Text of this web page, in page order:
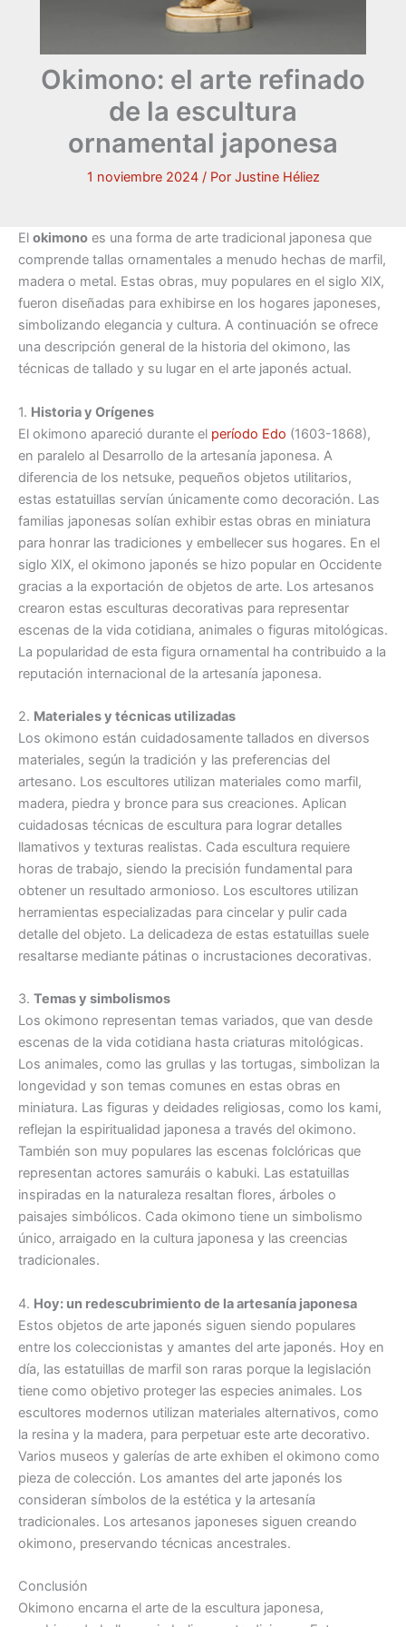
Okimono: el arte refinado
de la escultura
ornamental japonesa
1 noviembre 2024 / Por Justine Héliez
El okimono es una forma de arte tradicional japonesa que
comprende tallas ornamentales a menudo hechas de marfil,
madera o metal. Estas obras, muy populares en el siglo XIX,
fueron diseñadas para exhibirse en los hogares japoneses,
simbolizando elegancia y cultura. A continuación se ofrece
una descripción general de la historia del okimono, las
técnicas de tallado y su lugar en el arte japonés actual.
1. Historia y Orígenes
El okimono apareció durante el período Edo (1603-1868),
en paralelo al Desarrollo de la artesanía japonesa. A
diferencia de los netsuke, pequeños objetos utilitarios,
estas estatuillas servían únicamente como decoración. Las
familias japonesas solían exhibir estas obras en miniatura
para honrar las tradiciones y embellecer sus hogares. En el
siglo XIX, el okimono japonés se hizo popular en Occidente
gracias a la exportación de objetos de arte. Los artesanos
crearon estas esculturas decorativas para representar
escenas de la vida cotidiana, animales o figuras mitológicas.
La popularidad de esta figura ornamental ha contribuido a la
reputación internacional de la artesanía japonesa.
2. Materiales y técnicas utilizadas
Los okimono están cuidadosamente tallados en diversos
materiales, según la tradición y las preferencias del
artesano. Los escultores utilizan materiales como marfil,
madera, piedra y bronce para sus creaciones. Aplican
cuidadosas técnicas de escultura para lograr detalles
llamativos y texturas realistas. Cada escultura requiere
horas de trabajo, siendo la precisión fundamental para
obtener un resultado armonioso. Los escultores utilizan
herramientas especializadas para cincelar y pulir cada
detalle del objeto. La delicadeza de estas estatuillas suele
resaltarse mediante pátinas o incrustaciones decorativas.
3. Temas y simbolismos
Los okimono representan temas variados, que van desde
escenas de la vida cotidiana hasta criaturas mitológicas.
Los animales, como las grullas y las tortugas, simbolizan la
longevidad y son temas comunes en estas obras en
miniatura. Las figuras y deidades religiosas, como los kami,
reflejan la espiritualidad japonesa a través del okimono.
También son muy populares las escenas folclóricas que
representan actores samuráis o kabuki. Las estatuillas
inspiradas en la naturaleza resaltan flores, árboles o
paisajes simbólicos. Cada okimono tiene un simbolismo
único, arraigado en la cultura japonesa y las creencias
tradicionales.
4. Hoy: un redescubrimiento de la artesanía japonesa
Estos objetos de arte japonés siguen siendo populares
entre los coleccionistas y amantes del arte japonés. Hoy en
día, las estatuillas de marfil son raras porque la legislación
tiene como objetivo proteger las especies animales. Los
escultores modernos utilizan materiales alternativos, como
la resina y la madera, para perpetuar este arte decorativo.
Varios museos y galerías de arte exhiben el okimono como
pieza de colección. Los amantes del arte japonés los
consideran símbolos de la estética y la artesanía
tradicionales. Los artesanos japoneses siguen creando
okimono, preservando técnicas ancestrales.
Conclusión
Okimono encarna el arte de la escultura japonesa,